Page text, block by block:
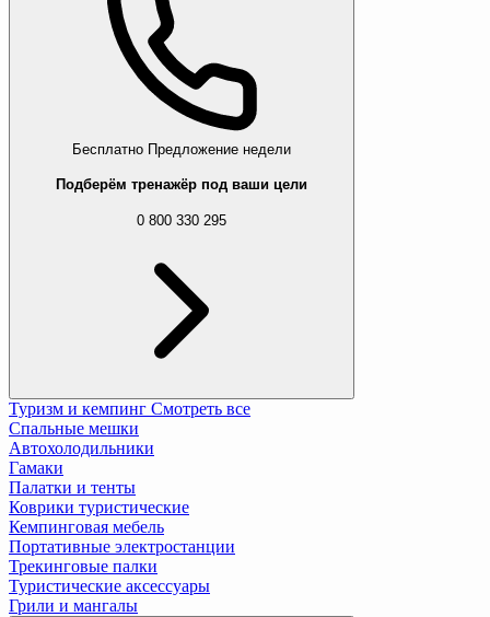
Бесплатно Предложение недели
Подберём тренажёр под ваши цели
0 800 330 295
Туризм и кемпинг Смотреть все
Спальные мешки
Автохолодильники
Гамаки
Палатки и тенты
Коврики туристические
Кемпинговая мебель
Портативные электростанции
Трекинговые палки
Туристические аксессуары
Грили и мангалы